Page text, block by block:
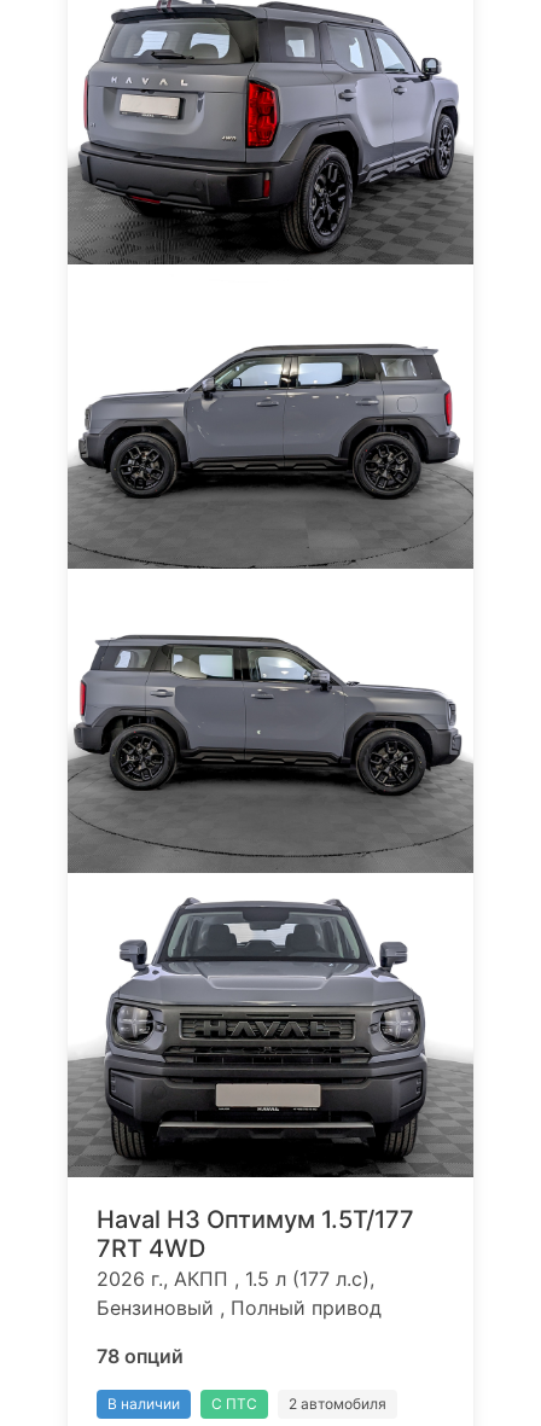
Haval H3 Оптимум 1.5T/177
7RT 4WD
2026 г., АКПП , 1.5 л (177 л.с),
Бензиновый , Полный привод
78 опций
В наличии С ПТС 2 автомобиля